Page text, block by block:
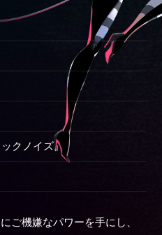
クノイズ』
ご機嫌なパワーを手にし、